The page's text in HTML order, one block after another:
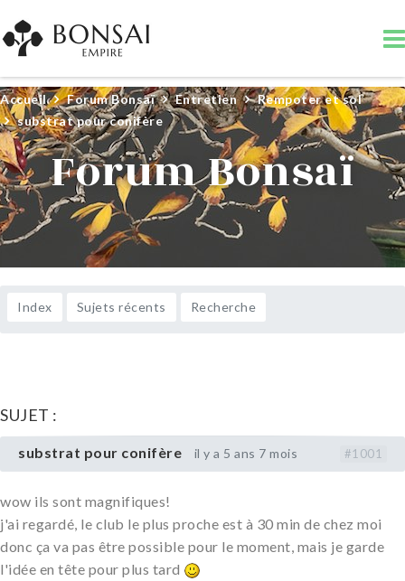
Accueil Forum Bonsaï Entretien
Rempoter et sol
substrat pour conifère
Forum Bonsaï
Index Sujets récents Recherche
SUJET :
substrat pour conifère il y a 5 ans 7 mois #1001
wow ils sont magnifiques!
j'ai regardé, le club le plus proche est à 30 min de chez moi
donc ça va pas être possible pour le moment, mais je garde
l'idée en tête pour plus tard